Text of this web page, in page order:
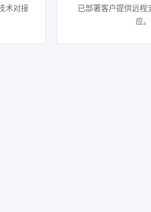
术对接
已部署客户提供远程
应。